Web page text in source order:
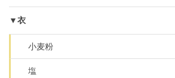
▼衣
小麦粉
塩